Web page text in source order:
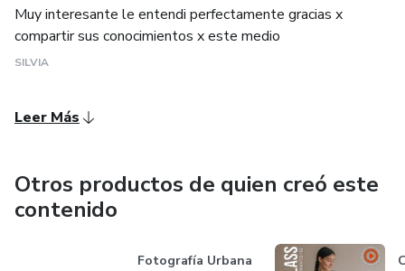
Muy interesante le entendi perfectamente gracias x
compartir sus conocimientos x este medio
SILVIA
Leer Más
Otros productos de quien creó este
contenido
Fotografía Urbana